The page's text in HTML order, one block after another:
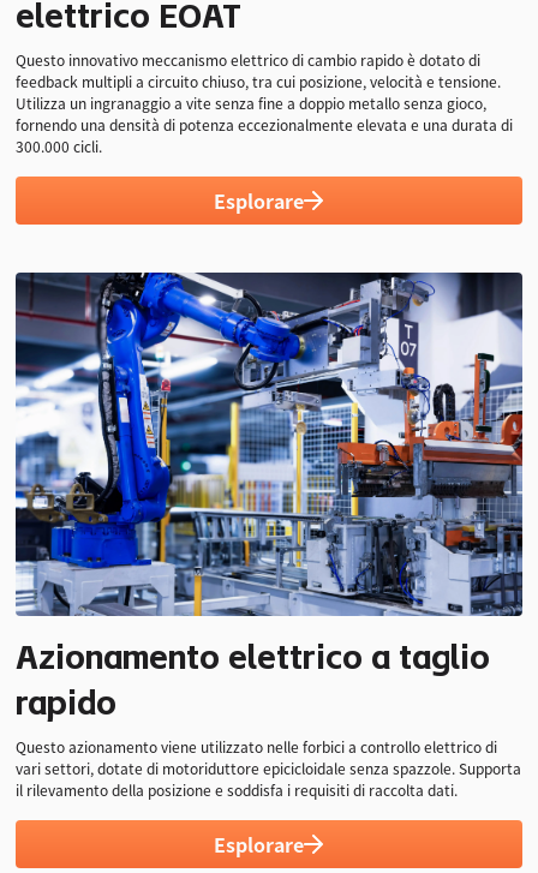
elettrico EOAT
Questo innovativo meccanismo elettrico di cambio rapido è dotato di
feedback multipli a circuito chiuso, tra cui posizione, velocità e tensione.
Utilizza un ingranaggio a vite senza fine a doppio metallo senza gioco,
fornendo una densità di potenza eccezionalmente elevata e una durata di
300.000 cicli.
Esplorare
Coppia nominale Velocità nominale
Riconoscimento
della posizione
integrato
Azionamento elettrico a taglio
rapido
Questo azionamento viene utilizzato nelle forbici a controllo elettrico di
vari settori, dotate di motoriduttore epicicloidale senza spazzole. Supporta
il rilevamento della posizione e soddisfa i requisiti di raccolta dati.
Esplorare
500N
Forza di taglio
Lame da 6
Compatibile e
Multiplo
da -20 a
Ampio intervallo
di temperature